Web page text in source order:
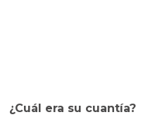
¿Cuál era su cuantía?